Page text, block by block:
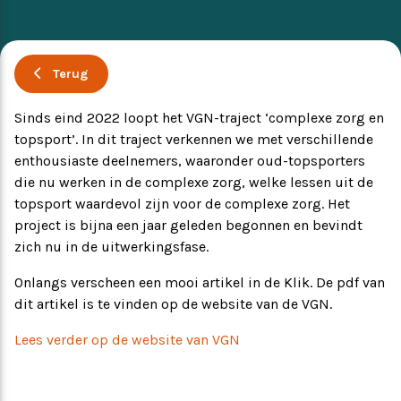
Producten
Toekomstvisie
EVB+ in beeld!
Partners
Terug
Sinds eind 2022 loopt het VGN-traject ‘complexe zorg en
topsport’. In dit traject verkennen we met verschillende
enthousiaste deelnemers, waaronder oud-topsporters
die nu werken in de complexe zorg, welke lessen uit de
topsport waardevol zijn voor de complexe zorg. Het
project is bijna een jaar geleden begonnen en bevindt
zich nu in de uitwerkingsfase.
Onlangs verscheen een mooi artikel in de Klik. De pdf van
dit artikel is te vinden op de website van de VGN.
Lees verder op de website van VGN